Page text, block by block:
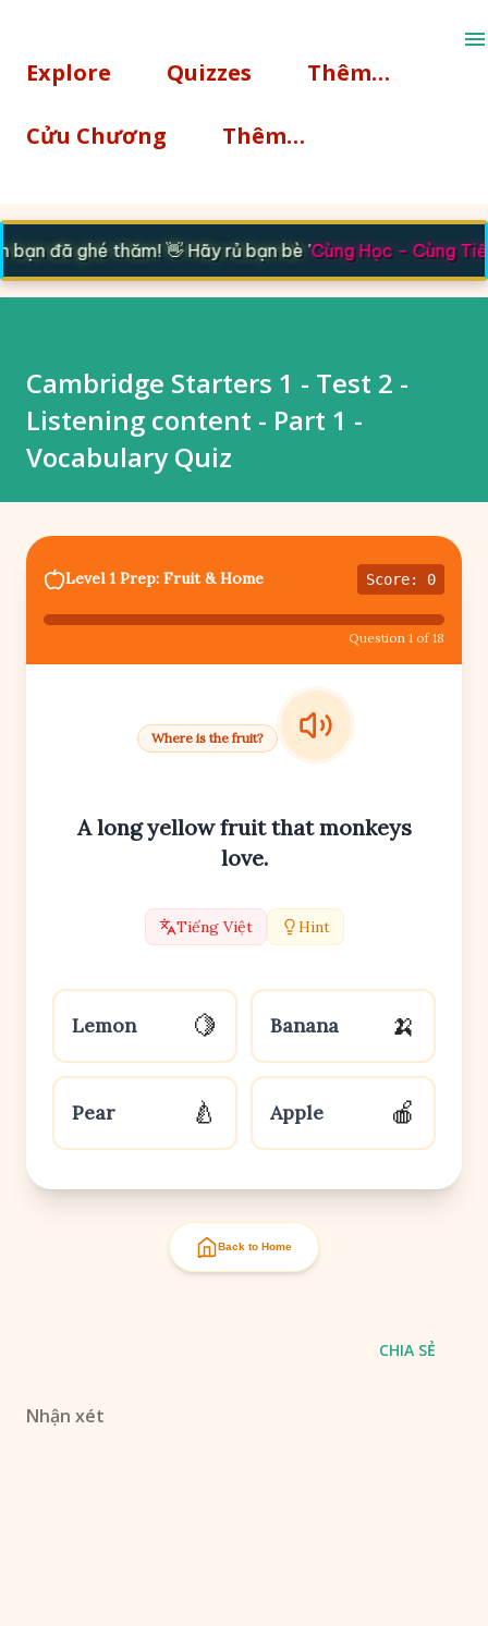
Explore Quizzes Thêm…
Cửu Chương Thêm…
bạn đã ghé thăm! 👋 Hãy rủ bạn bè 'Cùng Học - Cùng
Cambridge Starters 1 - Test 2 -
Listening content - Part 1 -
Vocabulary Quiz
Level 1 Prep: Fruit & Home Score: 0
Question 1 of 18
Where is the fruit?
A long yellow fruit that monkeys
love.
Tiếng Việt Hint
Lemon 🍋 Banana 🍌
Pear 🍐 Apple 🍎
Back to Home
CHIA SẺ
Nhận xét